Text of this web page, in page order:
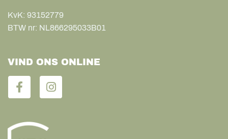
KvK: 93152779
BTW nr: NL866295033B01
VIND ONS ONLINE